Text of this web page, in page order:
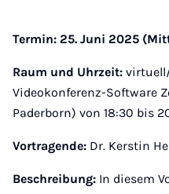
Termin: 25. Juni 2025
Raum und Uhrzeit:
Videokonferenz-Software
Paderborn) von 18:30 bis
Vortragende: Dr. Kerstin
Beschreibung: In diesem